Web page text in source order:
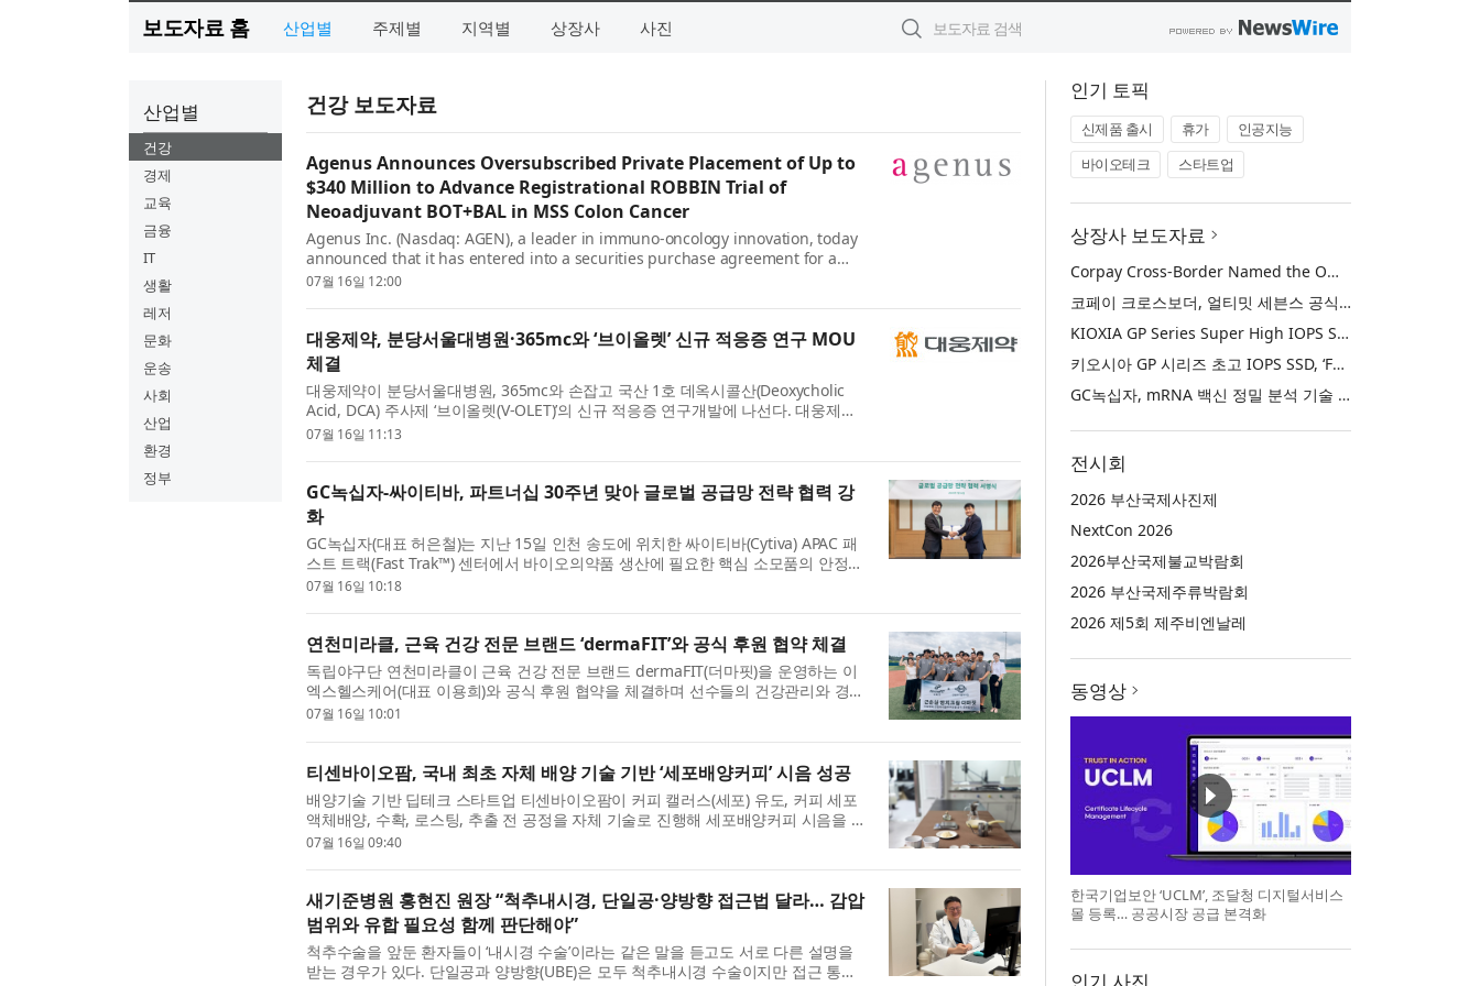
보도자료 홈 산업별 주제별 지역별 상장사 사진
산업별
건강
경제
교육
금융
IT
생활
레저
문화
운송
사회
산업
환경
정부
건강 보도자료
Agenus Announces Oversubscribed Private Placement of Up to
$340 Million to Advance Registrational ROBBIN Trial of
Neoadjuvant BOT+BAL in MSS Colon Cancer
Agenus Inc. (Nasdaq: AGEN), a leader in immuno-oncology innovation, today
announced that it has entered into a securities purchase agreement for a
private placement of approximately $85 million in upfront gr...
07월 16일 12:00
대웅제약, 분당서울대병원·365mc와 ‘브이올렛’ 신규 적응증 연구 MOU
체결
대웅제약이 분당서울대병원, 365mc와 손잡고 국산 1호 데옥시콜산(Deoxycholic
Acid, DCA) 주사제 ‘브이올렛(V-OLET)’의 신규 적응증 연구개발에 나선다. 대웅제약
은 15일 서울 삼성동 대웅제약 본사에서 분당서울대병원, 3...
07월 16일 11:13
GC녹십자-싸이티바, 파트너십 30주년 맞아 글로벌 공급망 전략 협력 강
화
GC녹십자(대표 허은철)는 지난 15일 인천 송도에 위치한 싸이티바(Cytiva) APAC 패
스트 트랙(Fast Trak™) 센터에서 바이오의약품 생산에 필요한 핵심 소모품의 안정적
공급 체계를 구축하고 차세대 바이오 공정 기술 협력을...
07월 16일 10:18
연천미라클, 근육 건강 전문 브랜드 ‘dermaFIT’와 공식 후원 협약 체결
독립야구단 연천미라클이 근육 건강 전문 브랜드 dermaFIT(더마핏)을 운영하는 이
엑스헬스케어(대표 이용희)와 공식 후원 협약을 체결하며 선수들의 건강관리와 경기
력 향상을 위한 협력에 나선다. 연천미라클과 이엑스헬스...
07월 16일 10:01
티센바이오팜, 국내 최초 자체 배양 기술 기반 ‘세포배양커피’ 시음 성공
배양기술 기반 딥테크 스타트업 티센바이오팜이 커피 캘러스(세포) 유도, 커피 세포
액체배양, 수확, 로스팅, 추출 전 공정을 자체 기술로 진행해 세포배양커피 시음을 완
료했다. 국내에서 전 공정을 자체 기술로 구현해 시...
07월 16일 09:40
새기준병원 홍현진 원장 “척추내시경, 단일공·양방향 접근법 달라… 감압
범위와 유합 필요성 함께 판단해야”
척추수술을 앞둔 환자들이 ‘내시경 수술’이라는 같은 말을 듣고도 서로 다른 설명을
받는 경우가 있다. 단일공과 양방향(UBE)은 모두 척추내시경 수술이지만 접근 통로
인기 토픽
신제품 출시 휴가
인공지능
바이오테크
스타트업
상장사 보도자료
Corpay Cross-Border Named the Official FX Partner of Ultimate Sevens
코페이 크로스보더, 얼티밋 세븐스 공식 FX 파트너로 선정
KIOXIA GP Series Super High IOPS SSD Named ‘Best of Show’ at FMS: the Future of Memory and Storage 2026
키오시아 GP 시리즈 초고 IOPS SSD, ‘FMS: 메모리 및 스토리지의 미래 2026’에서 ‘베스트 오브 쇼’ 수상
GC녹십자, mRNA 백신 정밀 분석 기술 확보… 국제 학술지 논문 게재
전시회
2026 부산국제사진제
NextCon 2026
2026부산국제불교박람회
2026 부산국제주류박람회
2026 제5회 제주비엔날레
동영상
한국기업보안 ‘UCLM’, 조달청 디지털서비스
몰 등록… 공공시장 공급 본격화
인기 사진